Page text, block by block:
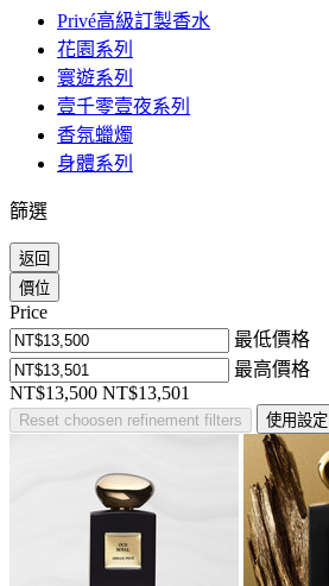
Privé高級訂製香水
花園系列
寰遊系列
壹千零壹夜系列
香氛蠟燭
身體系列
篩選
返回
價位
Price
最低價格
最高價格
NT$13,500 NT$13,501
Reset choosen refinement filters 使用設定